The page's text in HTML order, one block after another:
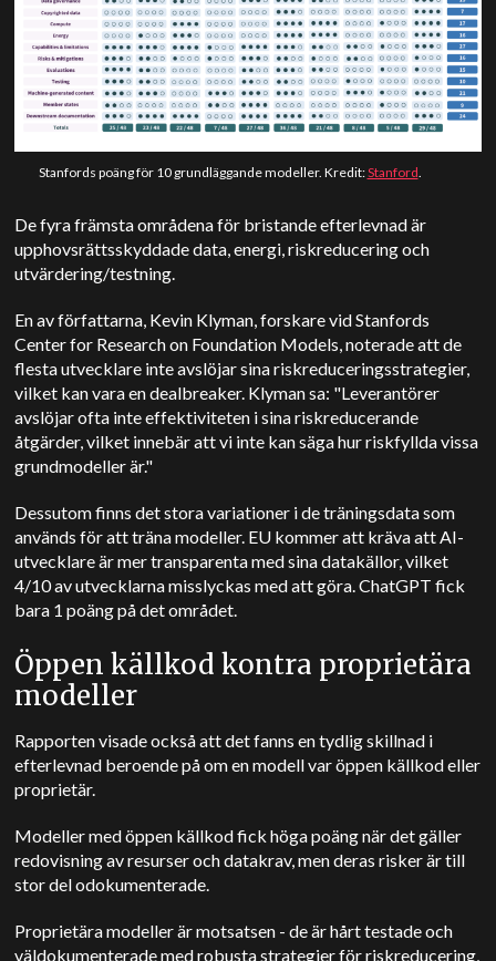
Stanfords poäng för 10 grundläggande modeller. Kredit:Stanford.
De fyra främsta områdena för bristande efterlevnad är
upphovsrättsskyddade data, energi, riskreducering och
utvärdering/testning.
En av författarna, Kevin Klyman, forskare vid Stanfords
Center for Research on Foundation Models, noterade att de
flesta utvecklare inte avslöjar sina riskreduceringsstrategier,
vilket kan vara en dealbreaker. Klyman sa: "Leverantörer
avslöjar ofta inte effektiviteten i sina riskreducerande
åtgärder, vilket innebär att vi inte kan säga hur riskfyllda vissa
grundmodeller är."
Dessutom finns det stora variationer i de träningsdata som
används för att träna modeller. EU kommer att kräva att AI-
utvecklare är mer transparenta med sina datakällor, vilket
4/10 av utvecklarna misslyckas med att göra. ChatGPT fick
bara 1 poäng på det området.
Öppen källkod kontra proprietära
modeller
Rapporten visade också att det fanns en tydlig skillnad i
efterlevnad beroende på om en modell var öppen källkod eller
proprietär.
Modeller med öppen källkod fick höga poäng när det gäller
redovisning av resurser och datakrav, men deras risker är till
stor del odokumenterade.
Proprietära modeller är motsatsen - de är hårt testade och
väldokumenterade med robusta strategier för riskreducering,